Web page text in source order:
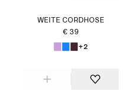
WEITE CORDHOSE
€ 39
+2